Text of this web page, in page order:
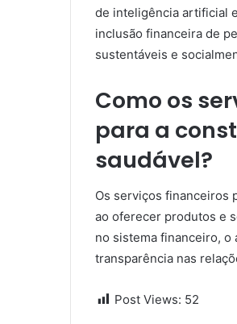
de inteligência artificial
inclusão financeira de
sustentáveis e
Como os
para a
saudável?
Os serviços financeiros
ao oferecer produtos e
no sistema financeiro,
transparência nas
Post Views: 52